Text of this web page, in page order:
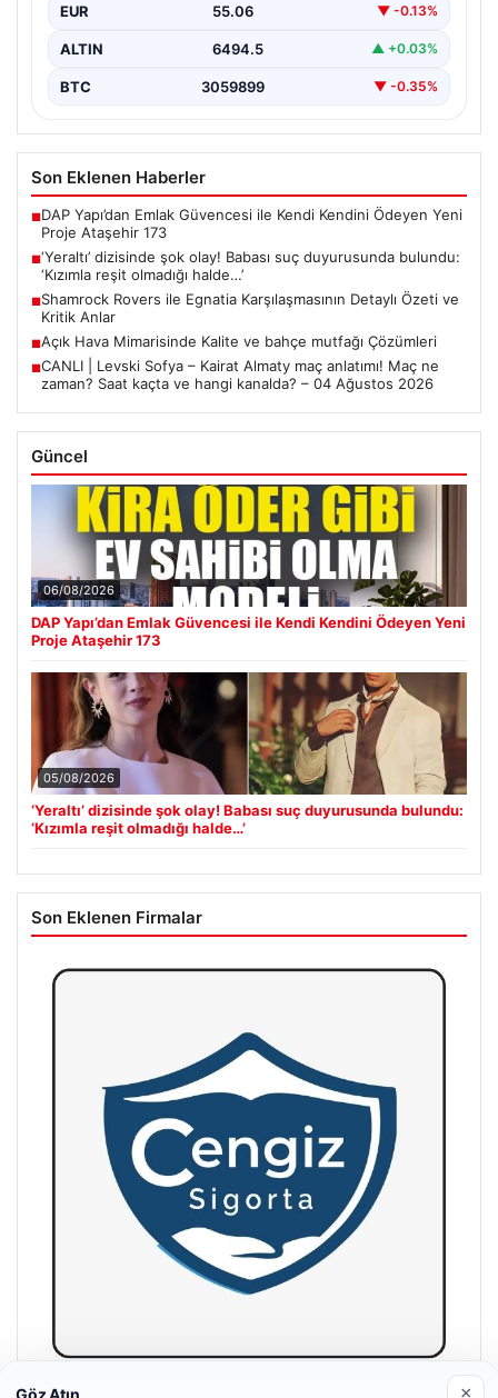
EUR 55.06 ▼ -0.13%
ALTIN 6494.5 ▲ +0.03%
BTC 3059899 ▼ -0.35%
Son Eklenen Haberler
■DAP Yapı’dan Emlak Güvencesi ile Kendi Kendini Ödeyen Yeni
Proje Ataşehir 173
■‘Yeraltı’ dizisinde şok olay! Babası suç duyurusunda bulundu:
‘Kızımla reşit olmadığı halde…’
■Shamrock Rovers ile Egnatia Karşılaşmasının Detaylı Özeti ve
Kritik Anlar
■Açık Hava Mimarisinde Kalite ve bahçe mutfağı Çözümleri
■CANLI | Levski Sofya – Kairat Almaty maç anlatımı! Maç ne
zaman? Saat kaçta ve hangi kanalda? – 04 Ağustos 2026
Güncel
06/08/2026
DAP Yapı’dan Emlak Güvencesi ile Kendi Kendini Ödeyen Yeni
Proje Ataşehir 173
05/08/2026
‘Yeraltı’ dizisinde şok olay! Babası suç duyurusunda bulundu:
‘Kızımla reşit olmadığı halde…’
Son Eklenen Firmalar
Göz Atın ×